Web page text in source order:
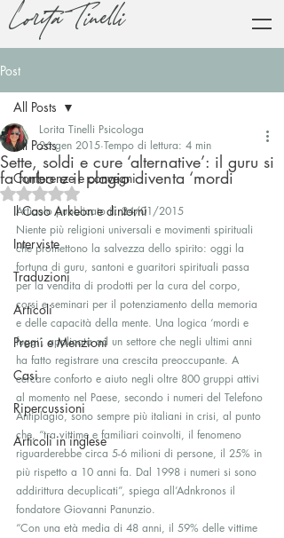
Lorita Tinelli
Post
All Posts
Conferenze e convegni
Il Caso Arkeon e dintorni
Interviste
Traduzioni
Articoli
Premi e Menzioni
Casi
Ripercussioni
Articoli in inglese
All Posts
Sette, soldi e cure ‘alternative’: il guru si
fa furbo e il plagio diventa ‘mordi
Lorita Tinelli Psicologa
26 gen 2015 Tempo di lettura: 4 min
Valutazione NaN stelle su 5.
Articolo pubblicato il: 24/01/2015
Niente più religioni universali e movimenti spirituali
che promettono la salvezza dello spirito: oggi la
fortuna di guru, santoni e guaritori spirituali passa
per la vendita di prodotti per la cura del corpo,
corsi e seminari per il potenziamento della memoria
e delle capacità della mente. Una logica ‘mordi e
fuggi’, applicata ad un settore che negli ultimi anni
ha fatto registrare una crescita preoccupante. A
cercare conforto e aiuto negli oltre 800 gruppi attivi
al momento nel Paese, secondo i numeri del Telefono
Antiplagio, sono sempre più italiani in crisi, al punto
che, “tra vittime e familiari coinvolti, il fenomeno
riguarderebbe circa 5-6 milioni di persone, il 25% in
più rispetto a 10 anni fa. Dal 1998 i numeri si sono
addirittura decuplicati”, spiega all’Adnkronos il
fondatore Giovanni Panunzio.
“Con una età media di 48 anni, il 59% delle vittime